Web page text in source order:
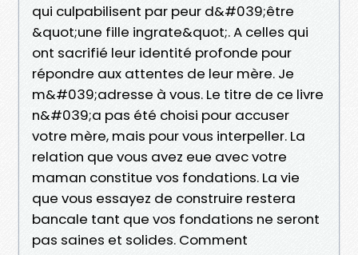
qui culpabilisent par peur d&#039;être
&quot;une fille ingrate&quot;. A celles qui
ont sacrifié leur identité profonde pour
répondre aux attentes de leur mère. Je
m&#039;adresse à vous. Le titre de ce livre
n&#039;a pas été choisi pour accuser
votre mère, mais pour vous interpeller. La
relation que vous avez eue avec votre
maman constitue vos fondations. La vie
que vous essayez de construire restera
bancale tant que vos fondations ne seront
pas saines et solides. Comment